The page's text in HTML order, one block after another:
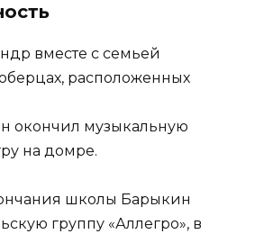
вместе с семьей
расположенных
окончил музыкальную
на домре.
школы Барыкин
группу «Аллегро», в